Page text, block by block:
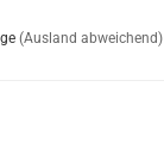
(Ausland abweichend)